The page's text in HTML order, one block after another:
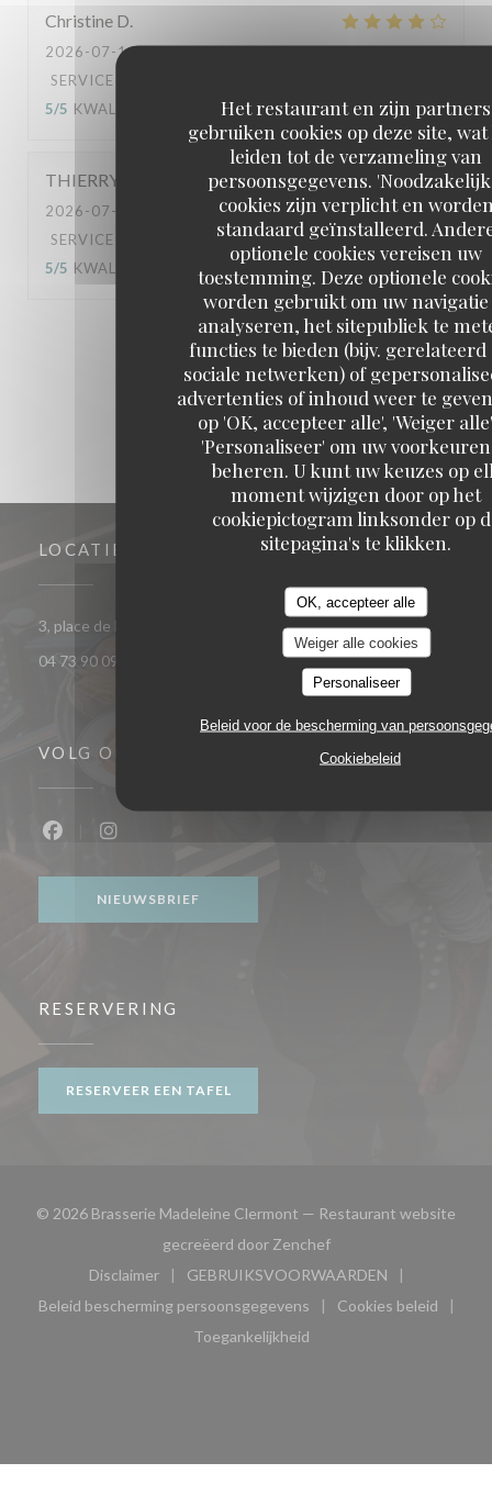
Het restaurant en zijn partners
gebruiken cookies op deze site,
leiden tot de verzameling van
persoonsgegevens.
cookies zijn verplicht en
standaard geïnstalleerd.
optionele cookies vereisen uw
toestemming. Deze optionele
worden gebruikt om uw
analyseren, het sitepubliek te
functies te bieden (bijv. gerelateerd
sociale netwerken) of
advertenties of inhoud weer te
op 'OK, accepteer alle', 'Weiger
'Personaliseer' om uw
beheren. U kunt uw keuzes op
moment wijzigen door op het
cookiepictogram linksonder op
sitepagina's te klikken.
OK, accepteer alle
Weiger alle cookies
Personaliseer
Beleid voor de bescherming van
Cookiebeleid
Christine D
2026-07-11- 19:15 - GASTEN 7
SERVICE
5/5 KWALITEIT / PRIJS : 4/5
THIERRY
2026-07-10
- 19:15 - GASTEN 2
SERVICE
ATMOSFEER: 5/5 KEUKEN:
5/5 KWALITEIT / PRIJS 5/5
2 3
LOCATIE
3, place de la victoire 63000 CLERMONT FERRAND((opent in een
04 73 90 09 00
VOLG ONS
Facebook ((opent in een nieuw venster))
Instagram ((opent in een nieuw venster))
NIEUWSBRIEF
RESERVERING
RESERVEER EEN TAFEL
© 2026 Brasserie Madeleine Clermont — Restaurant website
gecreëerd door Zenchef((opent in een nieuw
Disclaimer
((opent in een nieuw venster))
GEBRUIKSVOORWAARDEN
((opent in een nieuw
Beleid bescherming persoonsgegevens
((opent in een nieuw venster))
Cookies beleid
((opent in
Toegankelijkheid
((opent in een nieuw venster))